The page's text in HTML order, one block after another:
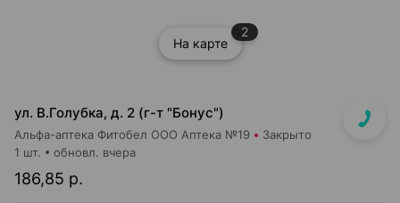
На карте
2
ул. В.Голубка, д. 2 (г-т "Бонус")
Альфа-аптека Фитобел ООО Аптека №19 Закрыто
186,85 р.
1 шт. обновл. вчера